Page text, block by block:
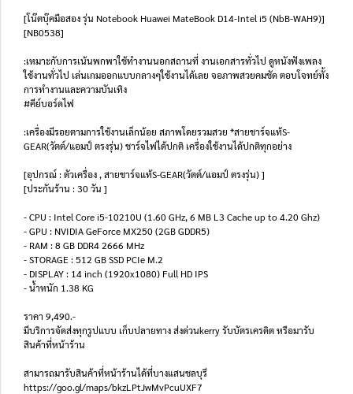
[โน๊ตบุ๊คมือสอง รุ่น Notebook Huawei MateBook D14-Intel i5 (NbB-WAH9)]
[NB0538]
:เหมาะกับการเน้นพกพาใช้ทำงานนอกสถานที่ งานเอกสารทั่วไป ดูหนังฟังเพลง
ใช้งานทั่วไป เล่นเกมออกแบบกลางๆใช้งานได้เลย จอภาพสวยคมชัด ตอบโจทย์ทั้ง
การทำงานและความบันเทิง
#คีย์บอร์ดไฟ
:เครื่องมีรอยตามการใช้งานเล็กน้อย สภาพโดยรวมสวย *สายชาร์จแท้S-
GEAR(วัตต์/แอมป์ ตรงรุ่น) ชาร์จไฟได้ปกติ เครื่องใช้งานได้ปกติทุกอย่าง
[อุปกรณ์ : ตัวเครื่อง , สายชาร์จแท้S-GEAR(วัตต์/แอมป์ ตรงรุ่น) ]
[ประกันร้าน : 30 วัน ]
- CPU : Intel Core i5-10210U (1.60 GHz, 6 MB L3 Cache up to 4.20 Ghz)
- GPU : NVIDIA GeForce MX250 (2GB GDDR5)
- RAM : 8 GB DDR4 2666 MHz
- STORAGE : 512 GB SSD PCIe M.2
- DISPLAY : 14 inch (1920x1080) Full HD IPS
- น้ำหนัก 1.38 KG
ราคา 9,490.-
มีบริการจัดส่งทุกรูปแบบ เก็บปลายทาง ส่งด่วนkerry รับบัตรเครดิต หรือมารับ
สินค้าที่หน้าร้าน
สามารถมารับสินค้าที่หน้าร้านได้ที่บางแสนชลบุรี
https://goo.gl/maps/bkzLPtJwMvPcuUXF7